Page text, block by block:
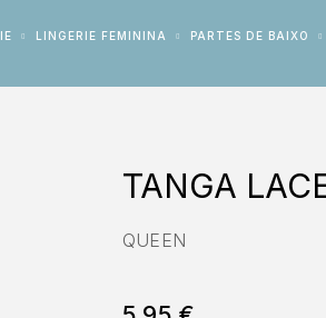
LINGERIE FEMININA PARTES DE BAIXO
TANGA
QUEEN